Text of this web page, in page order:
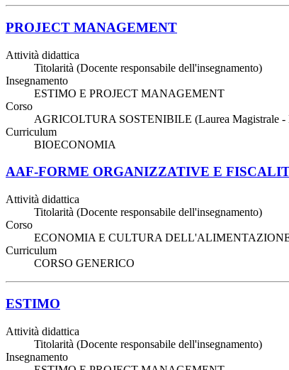
PROJECT MANAGEMENT
Attività didattica
Titolarità (Docente responsabile dell'insegnamento)
Insegnamento
ESTIMO E PROJECT MANAGEMENT
Corso
AGRICOLTURA SOSTENIBILE (Laurea Magistrale
Curriculum
BIOECONOMIA
AAF-FORME ORGANIZZATIVE E
Attività didattica
Titolarità (Docente responsabile dell'insegnamento)
Corso
ECONOMIA E CULTURA
Curriculum
CORSO GENERICO
ESTIMO
Attività didattica
Titolarità (Docente responsabile dell'insegnamento)
Insegnamento